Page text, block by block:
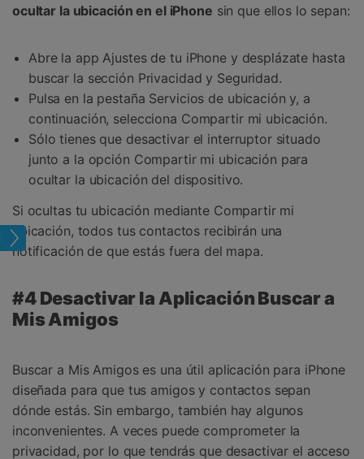
ocultar la ubicación en el iPhone sin que ellos lo sepan:
Abre la app Ajustes de tu iPhone y desplázate hasta
buscar la sección Privacidad y Seguridad.
Pulsa en la pestaña Servicios de ubicación y, a
continuación, selecciona Compartir mi ubicación.
Sólo tienes que desactivar el interruptor situado
junto a la opción Compartir mi ubicación para
ocultar la ubicación del dispositivo.
Si ocultas tu ubicación mediante Compartir mi
ubicación, todos tus contactos recibirán una
notificación de que estás fuera del mapa.
#4 Desactivar la Aplicación Buscar a
Mis Amigos
Buscar a Mis Amigos es una útil aplicación para iPhone
diseñada para que tus amigos y contactos sepan
dónde estás. Sin embargo, también hay algunos
inconvenientes. A veces puede comprometer la
privacidad, por lo que tendrás que desactivar el acceso